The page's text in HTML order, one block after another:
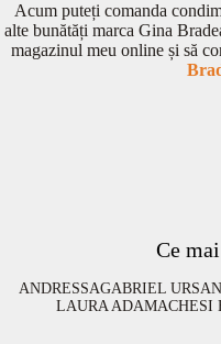
Acum puteți comanda
alte bunătăți marca Gina
magazinul meu online și să
Ce
ANDRESSAGABRIEL URSAN
LAURA ADAMACHESI